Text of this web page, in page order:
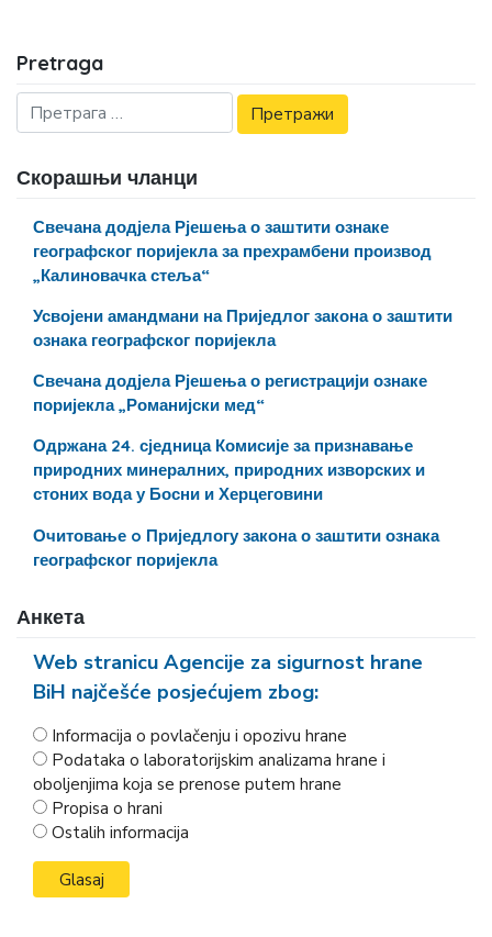
Pretraga
Скорашњи чланци
Свечана додјела Рјешења о заштити ознаке
географског поријекла за прехрамбени производ
„Калиновачка стеља“
Усвојени амандмани на Приједлог закона о заштити
ознака географског поријекла
Свечана додјела Рјешења о регистрацији ознаке
поријекла „Романијски мед“
Одржана 24. сједница Комисије за признавање
природних минералних, природних изворских и
стоних вода у Босни и Херцеговини
Очитовање o Приједлогу закона о заштити ознака
географског поријекла
Анкета
Web stranicu Agencije za sigurnost hrane
BiH najčešće posjećujem zbog:
Informacija o povlačenju i opozivu hrane
Podataka o laboratorijskim analizama hrane i
oboljenjima koja se prenose putem hrane
Propisa o hrani
Ostalih informacija